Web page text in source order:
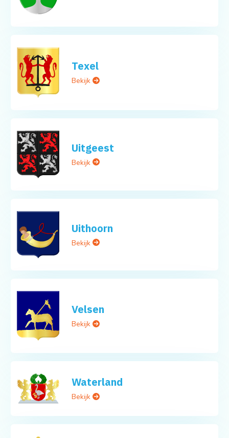
Texel
Bekijk
Uitgeest
Bekijk
Uithoorn
Bekijk
Velsen
Bekijk
Waterland
Bekijk